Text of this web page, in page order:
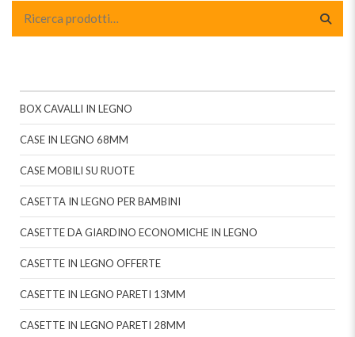
BOX CAVALLI IN LEGNO
CASE IN LEGNO 68MM
CASE MOBILI SU RUOTE
CASETTA IN LEGNO PER BAMBINI
CASETTE DA GIARDINO ECONOMICHE IN LEGNO
CASETTE IN LEGNO OFFERTE
CASETTE IN LEGNO PARETI 13MM
CASETTE IN LEGNO PARETI 28MM